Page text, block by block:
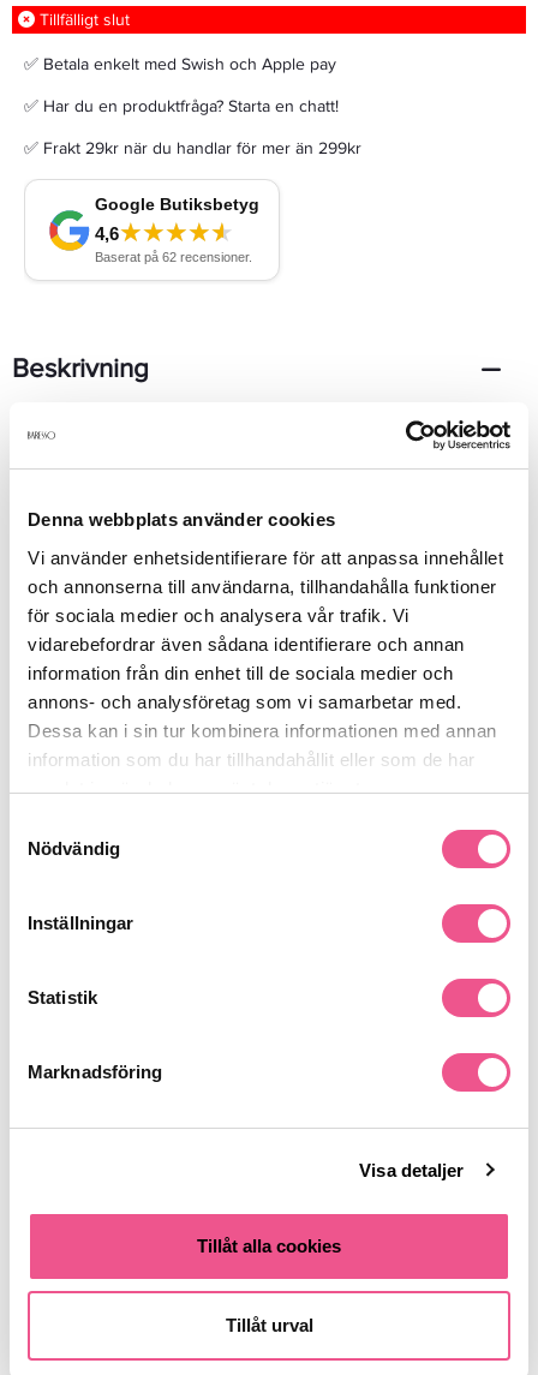
Denna webbplats använder cookies
Vi använder enhetsidentifierare för att anpassa innehållet
och annonserna till användarna, tillhandahålla funktioner
för sociala medier och analysera vår trafik. Vi
vidarebefordrar även sådana identifierare och annan
information från din enhet till de sociala medier och
annons- och analysföretag som vi samarbetar med.
Dessa kan i sin tur kombinera informationen med annan
information som du har tillhandahållit eller som de har
samlat in när du har använt deras tjänster.
Nödvändig
Inställningar
Statistik
Marknadsföring
Visa detaljer
Tillåt alla cookies
Tillåt urval
Tillfälligt slut
✅ Betala enkelt med Swish och Apple pay
✅ Har du en produktfråga? Starta en chatt!
✅ Frakt 29kr när du handlar för mer än 299kr
Beskrivning
Armani Acqua Di Gioia Edp är en uppfriskande doft som förför
Produktdetaljer
Recensioner
Finns i:
Parfym Köp damparfym Parfym